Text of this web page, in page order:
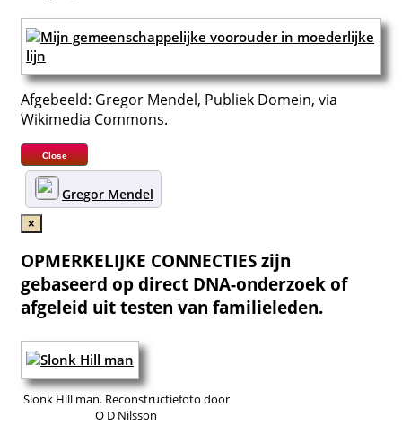
Afgebeeld: Gregor Mendel, Publiek Domein, via
Wikimedia Commons.
Close
Gregor Mendel
×
OPMERKELIJKE CONNECTIES zijn
gebaseerd op direct DNA-onderzoek of
afgeleid uit testen van familieleden.
Slonk Hill man. Reconstructiefoto door
O D Nilsson